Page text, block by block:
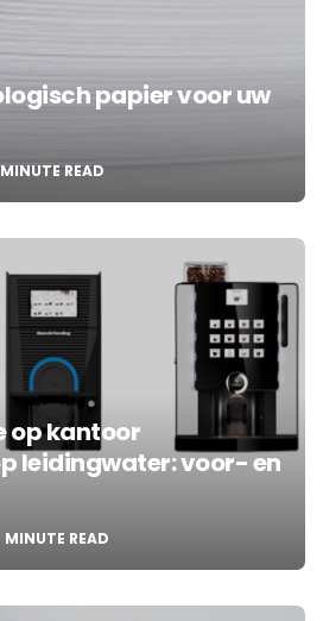
papier voor uw
READ
op kantoor
leidingwater: voor- en
MINUTE READ